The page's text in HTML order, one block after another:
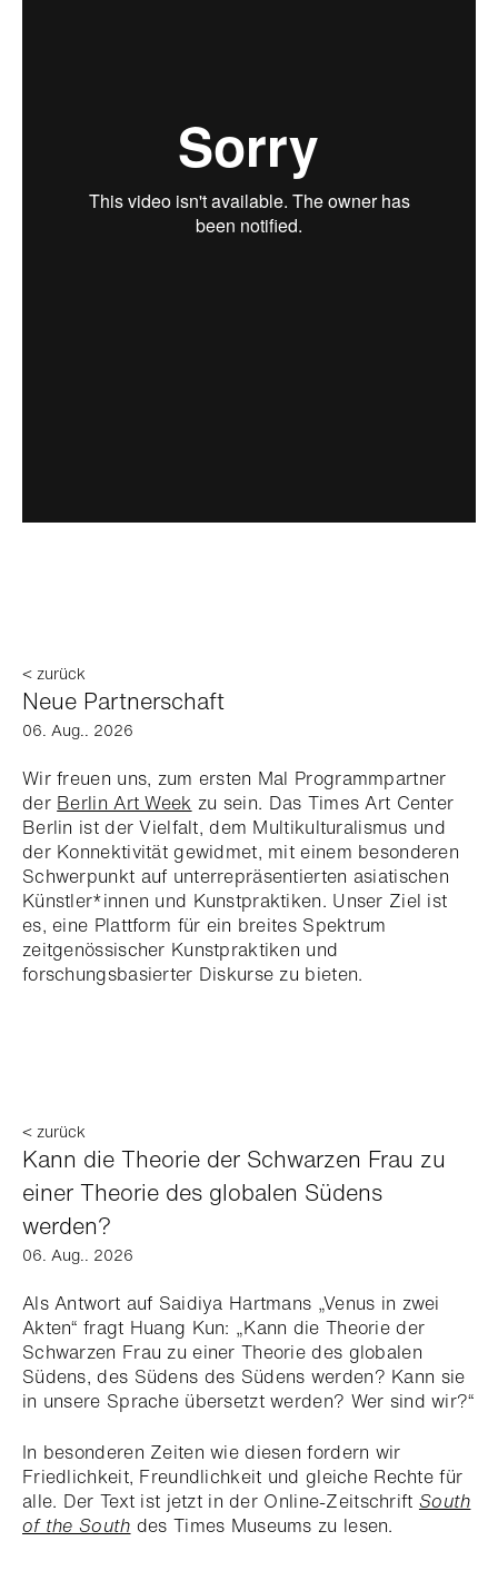
< zurück
Neue Partnerschaft
06. Aug.. 2026
Wir freuen uns, zum ersten Mal Programmpartner
der Berlin Art Week zu sein. Das Times Art Center
Berlin ist der Vielfalt, dem Multikulturalismus und
der Konnektivität gewidmet, mit einem besonderen
Schwerpunkt auf unterrepräsentierten asiatischen
Künstler*innen und Kunstpraktiken. Unser Ziel ist
es, eine Plattform für ein breites Spektrum
zeitgenössischer Kunstpraktiken und
forschungsbasierter Diskurse zu bieten.
< zurück
Kann die Theorie der Schwarzen Frau zu
einer Theorie des globalen Südens
werden?
06. Aug.. 2026
Als Antwort auf Saidiya Hartmans „Venus in zwei
Akten“ fragt Huang Kun: „Kann die Theorie der
Schwarzen Frau zu einer Theorie des globalen
Südens, des Südens des Südens werden? Kann sie
in unsere Sprache übersetzt werden? Wer sind wir?“
In besonderen Zeiten wie diesen fordern wir
Friedlichkeit, Freundlichkeit und gleiche Rechte für
alle. Der Text ist jetzt in der Online-Zeitschrift South
of the South des Times Museums zu lesen.